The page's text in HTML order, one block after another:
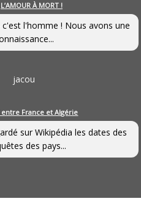
L’AMOUR À MORT !
l'homme ! Nous avons une
jacou
entre France et Algérie
sur Wikipédia les dates des
des pays...